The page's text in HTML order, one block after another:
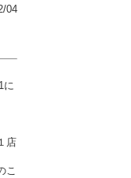
04
に
店
こ